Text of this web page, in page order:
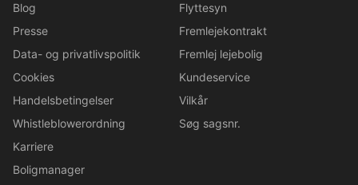
Blog
Presse
Data- og privatlivspolitik
Cookies
Handelsbetingelser
Whistleblowerordning
Karriere
Boligmanager
Flyttesyn
Fremlejekontrakt
Fremlej lejebolig
Kundeservice
Vilkår
Søg sagsnr.